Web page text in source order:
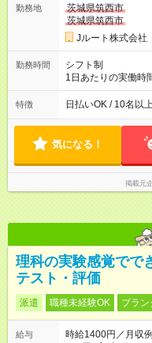
万円／週6日稼働 ・地方郊外エリア 月収40万円／週5日稼働 月
収40万円~50万円／週6日稼働 ＜モデル
円 (27歳男性/江東
(日休み) ■月収80万円(43歳男性/墨田区在住)※元営業 1日200個
勤務地
茨城県筑西市
茨城県筑西市
Jルート株式会社
勤務時間
シフト制
1日あたりの実働時
働8時間） ※週5日
よって時間外での
特徴 日払いOK / 10名以
気になる！
掲載元
理科の実験感覚でで
テスト・評価
派遣 職種未経験OK ブラン
給与
時給1400円／月収